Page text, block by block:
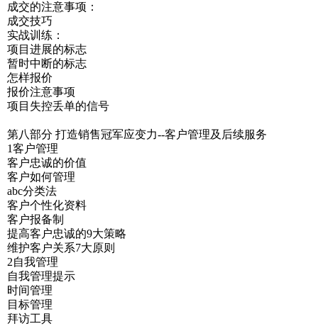
成交的注意事项：
成交技巧
实战训练：
项目进展的标志
暂时中断的标志
怎样报价
报价注意事项
项目失控丢单的信号
第八部分 打造销售冠军应变力--客户管理及后续服务
1客户管理
客户忠诚的价值
客户如何管理
abc分类法
客户个性化资料
客户报备制
提高客户忠诚的9大策略
维护客户关系7大原则
2自我管理
自我管理提示
时间管理
目标管理
拜访工具